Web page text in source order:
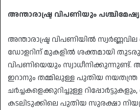
അന്താരാഷ്ട്ര വിപണിയും
അന്താരാഷ്ട്ര വിപണിയിൽ
ഡോളറിന് മുകളിൽ ശക്തമായി
വിപണിയെയും സ്വാധീനിക്കുന്നുണ്ട്.
ഇറാനും തമ്മിലുള്ള പുതിയ നയതന്ത്ര
ചർച്ചകളെക്കുറിച്ചുള്ള
കടലിടുക്കിലെ പുതിയ സുരക്ഷാ